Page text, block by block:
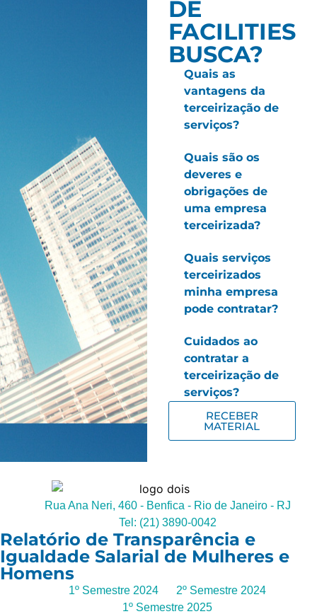
DE
FACILITIES
BUSCA?
Quais as
vantagens da
terceirização de
serviços?
Quais são os
deveres e
obrigações de
uma empresa
terceirizada?
Quais serviços
terceirizados
minha empresa
pode contratar?
Cuidados ao
contratar a
terceirização de
serviços?
RECEBER
MATERIAL
Rua Ana Neri, 460 - Benfica - Rio de Janeiro - RJ
Tel: (21) 3890-0042
Relatório de Transparência e
Igualdade Salarial de Mulheres e
Homens
1º Semestre 2024
2º Semestre 2024
1º Semestre 2025